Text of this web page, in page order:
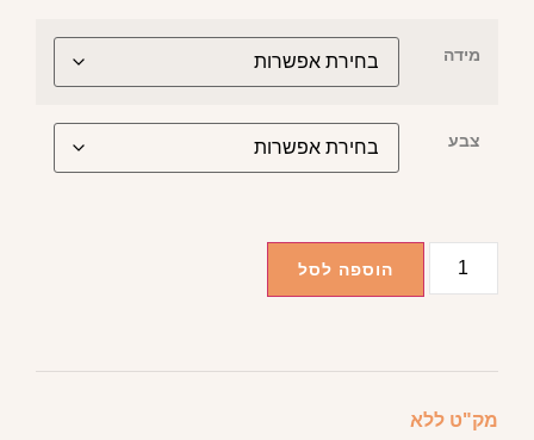
מידה
צבע
הוספה לסל
מק"ט ללא